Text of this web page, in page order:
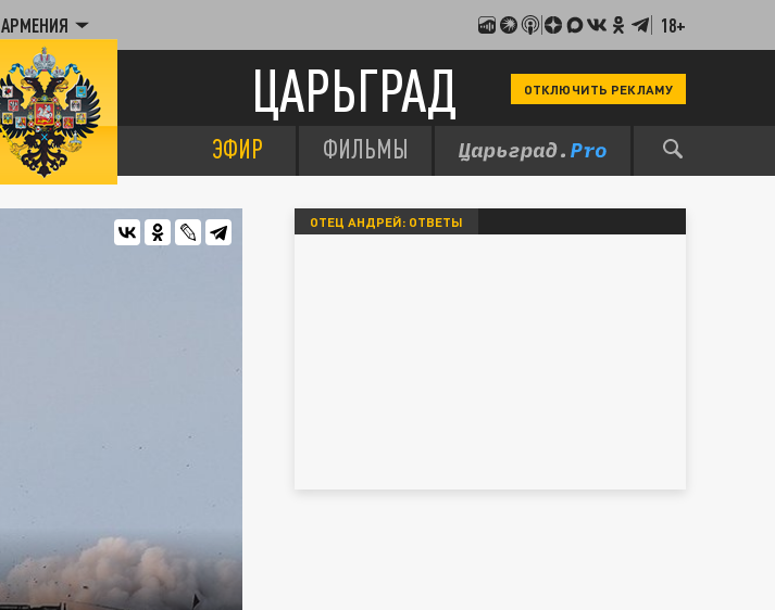
АРМЕНИЯ 18+
ЦАРЬГРАД ОТКЛЮЧИТЬ РЕКЛАМУ
ЭФИР ФИЛЬМЫ
ОТЕЦ АНДРЕЙ: ОТВЕТЫ